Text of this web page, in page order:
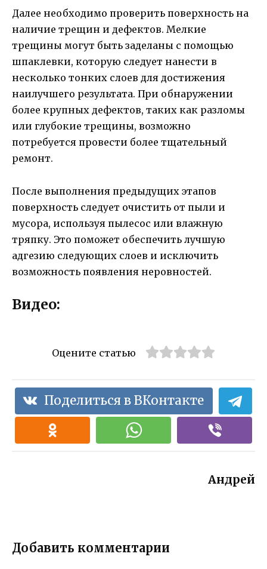
Далее необходимо проверить поверхность на
наличие трещин и дефектов. Мелкие
трещины могут быть заделаны с помощью
шпаклевки, которую следует нанести в
несколько тонких слоев для достижения
наилучшего результата. При обнаружении
более крупных дефектов, таких как разломы
или глубокие трещины, возможно
потребуется провести более тщательный
ремонт.
После выполнения предыдущих этапов
поверхность следует очистить от пыли и
мусора, используя пылесос или влажную
тряпку. Это поможет обеспечить лучшую
адгезию следующих слоев и исключить
возможность появления неровностей.
Видео:
Оцените статью
Поделиться в ВКонтакте
Андрей
Добавить комментарии